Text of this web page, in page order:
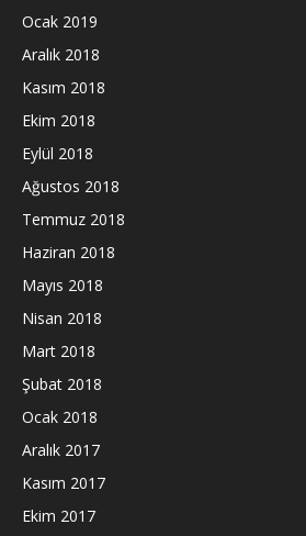
Ocak 2019
Aralık 2018
Kasım 2018
Ekim 2018
Eylül 2018
Ağustos 2018
Temmuz 2018
Haziran 2018
Mayıs 2018
Nisan 2018
Mart 2018
Şubat 2018
Ocak 2018
Aralık 2017
Kasım 2017
Ekim 2017